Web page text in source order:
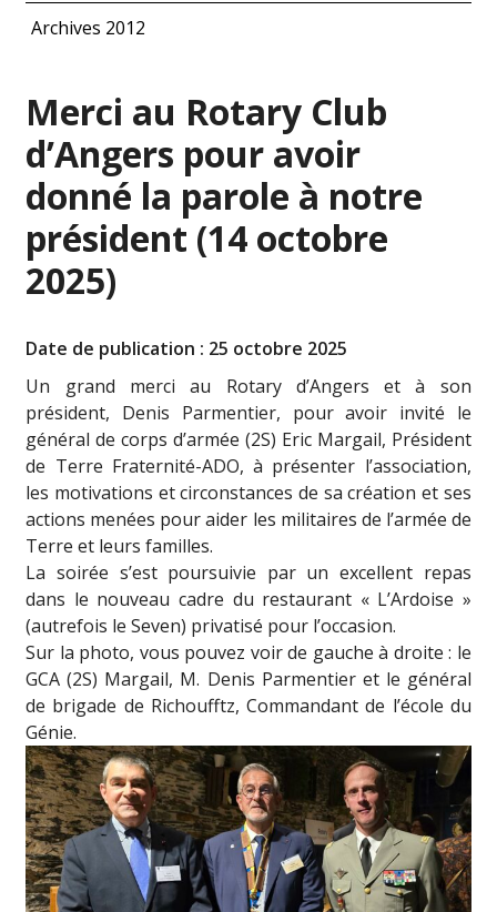
Archives 2012
Merci au Rotary Club
d’Angers pour avoir
donné la parole à notre
président (14 octobre
2025)
Date de publication : 25 octobre 2025
Un grand merci au Rotary d’Angers et à son
président, Denis Parmentier, pour avoir invité le
général de corps d’armée (2S) Eric Margail, Président
de Terre Fraternité-ADO, à présenter l’association,
les motivations et circonstances de sa création et ses
actions menées pour aider les militaires de l’armée de
Terre et leurs familles.
La soirée s’est poursuivie par un excellent repas
dans le nouveau cadre du restaurant « L’Ardoise »
(autrefois le Seven) privatisé pour l’occasion.
Sur la photo, vous pouvez voir de gauche à droite : le
GCA (2S) Margail, M. Denis Parmentier et le général
de brigade de Richoufftz, Commandant de l’école du
Génie.